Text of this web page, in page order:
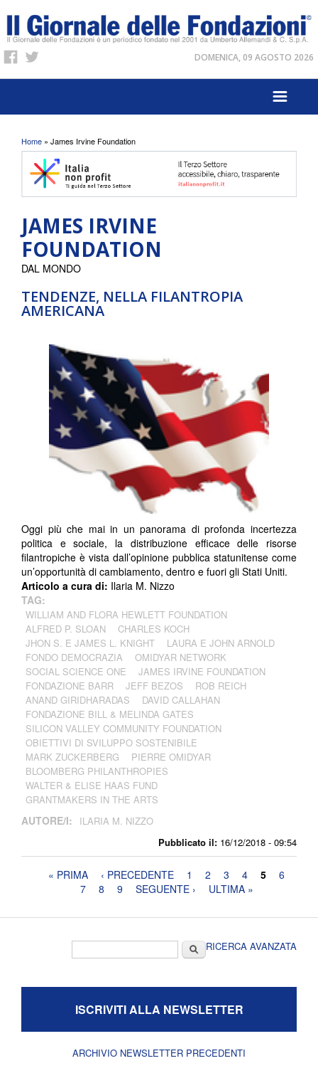
DOMENICA, 09 AGOSTO 2026
Tu sei qui
Home » James Irvine Foundation
JAMES IRVINE
FOUNDATION
TENDENZE, NELLA FILANTROPIA
AMERICANA
Pubblicato il: 16/12/2018 - 09:54
DAL MONDO
Oggi più che mai in un panorama di profonda incertezza
politica e sociale, la distribuzione efficace delle risorse
filantropiche è vista dall’opinione pubblica statunitense come
un’opportunità di cambiamento, dentro e fuori gli Stati Uniti.
Articolo a cura di: Ilaria M. Nizzo
TAG:
WILLIAM AND FLORA HEWLETT FOUNDATION
ALFRED P. SLOAN
CHARLES KOCH
JHON S. E JAMES L. KNIGHT
LAURA E JOHN ARNOLD
FONDO DEMOCRAZIA
OMIDYAR NETWORK
SOCIAL SCIENCE ONE
JAMES IRVINE FOUNDATION
FONDAZIONE BARR
JEFF BEZOS
ROB REICH
ANAND GIRIDHARADAS
DAVID CALLAHAN
FONDAZIONE BILL & MELINDA GATES
SILICON VALLEY COMMUNITY FOUNDATION
OBIETTIVI DI SVILUPPO SOSTENIBILE
MARK ZUCKERBERG
PIERRE OMIDYAR
BLOOMBERG PHILANTHROPIES
WALTER & ELISE HAAS FUND
GRANTMAKERS IN THE ARTS
AUTORE/I: ILARIA M. NIZZO
Pagine« PRIMA ‹ PRECEDENTE 1 2 3 4 5
6
7
8 9 SEGUENTE › ULTIMA »
CercaRICERCA AVANZATA
ISCRIVITI ALLA NEWSLETTER
ARCHIVIO NEWSLETTER PRECEDENTI